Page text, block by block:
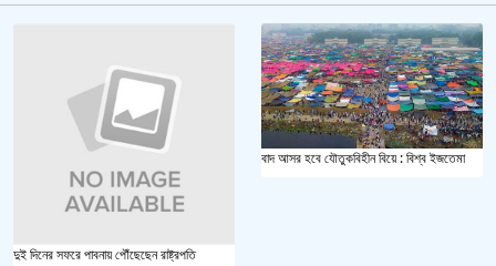
দুই দিনের সফরে পাবনায় পৌঁছেছেন রাষ্ট্রপতি
বাদ আসর হবে যৌতুকবিহীন বিয়ে : বিশ্ব ইজতেমা